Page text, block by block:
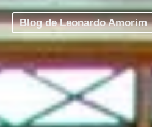
Blog de Leonardo Amorim